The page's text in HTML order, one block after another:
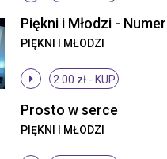
PIĘKNI I MŁODZI
2.00 zł - KUP
Prosto w serce
PIĘKNI I MŁODZI